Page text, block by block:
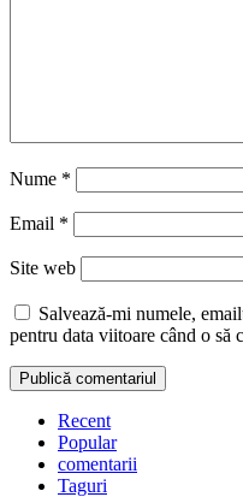
Nume *
Email *
Site web
Salvează-mi numele,
pentru data viitoare când o să
Recent
Popular
comentarii
Taguri